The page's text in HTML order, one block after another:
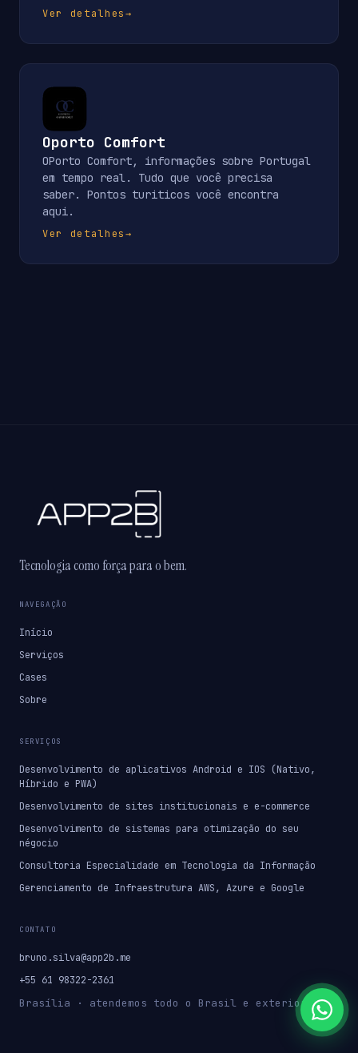
Ver detalhes→
Oporto Comfort
OPorto Comfort, informações sobre Portugal
em tempo real. Tudo que você precisa
saber. Pontos turiticos você encontra
aqui.
Ver detalhes→
Tecnologia como força para o bem.
NAVEGAÇÃO
Início
Serviços
Cases
Sobre
SERVIÇOS
Desenvolvimento de aplicativos Android e IOS (Nativo,
Híbrido e PWA)
Desenvolvimento de sites institucionais e e-commerce
Desenvolvimento de sistemas para otimização do seu
négocio
Consultoria Especialidade em Tecnologia da Informação
Gerenciamento de Infraestrutura AWS, Azure e Google
CONTATO
bruno.silva@app2b.me
+55 61 98322-2361
Brasília · atendemos todo o Brasil e exterior